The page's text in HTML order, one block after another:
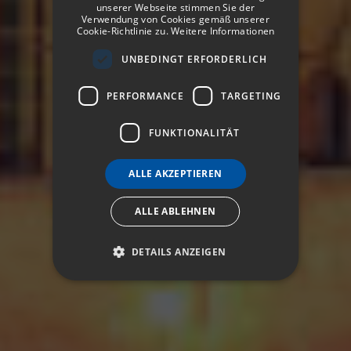
GERMAN
FRENCH
ITALIAN
unserer Webseite stimmen Sie der
Verwendung von Cookies gemäß unserer
Cookie-Richtlinie zu.Weitere Informationen
UNBEDINGT ERFORDERLICH
PERFORMANCE TARGETING
FUNKTIONALITÄT
ALLE AKZEPTIEREN
ALLE ABLEHNEN
DETAILS ANZEIGEN